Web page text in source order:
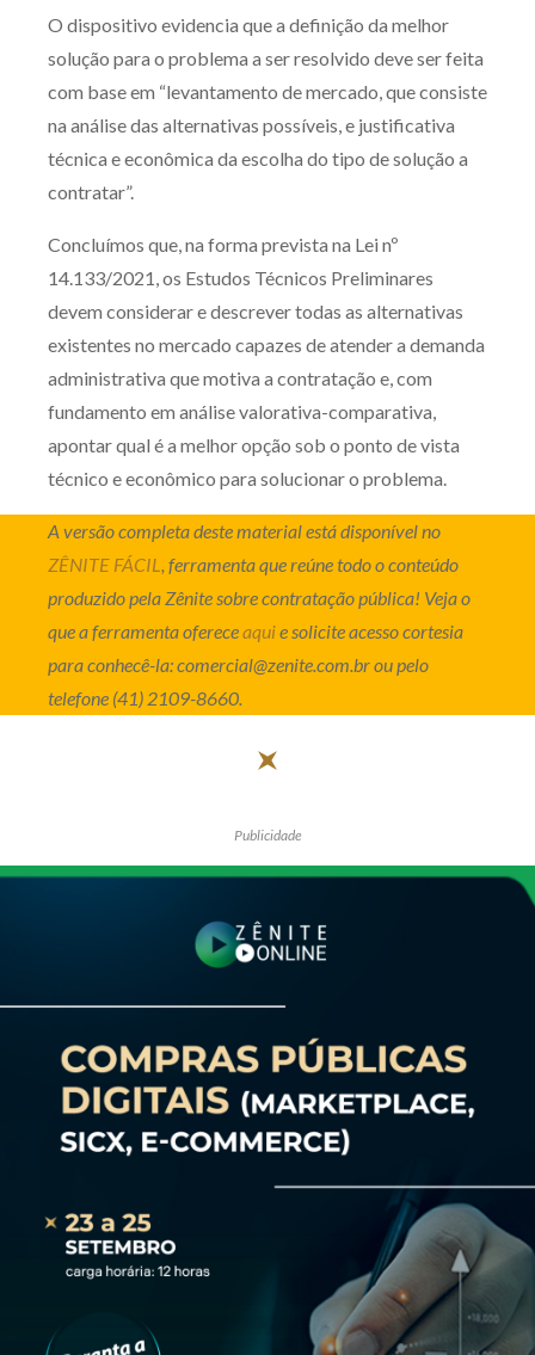
O dispositivo evidencia que a definição da melhor
solução para o problema a ser resolvido deve ser feita
com base em “levantamento de mercado, que consiste
na análise das alternativas possíveis, e justificativa
técnica e econômica da escolha do tipo de solução a
contratar”.
Concluímos que, na forma prevista na Lei nº
14.133/2021, os Estudos Técnicos Preliminares
devem considerar e descrever todas as alternativas
existentes no mercado capazes de atender a demanda
administrativa que motiva a contratação e, com
fundamento em análise valorativa-comparativa,
apontar qual é a melhor opção sob o ponto de vista
técnico e econômico para solucionar o problema.
A versão completa deste material está disponível no
ZÊNITE FÁCIL , ferramenta que reúne todo o conteúdo
produzido pela Zênite sobre contratação pública! Veja o
que a ferramenta ofereceaquie solicite acesso cortesia
para conhecê-la: comercial@zenite.com.br ou pelo
telefone (41) 2109-8660.
Publicidade